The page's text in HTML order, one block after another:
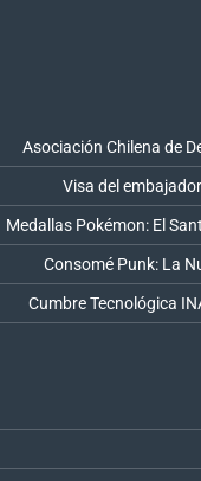
Asociación Chilena de
Visa del
Medallas Pokémon: El
Consomé Punk: La
Cumbre Tecnológica